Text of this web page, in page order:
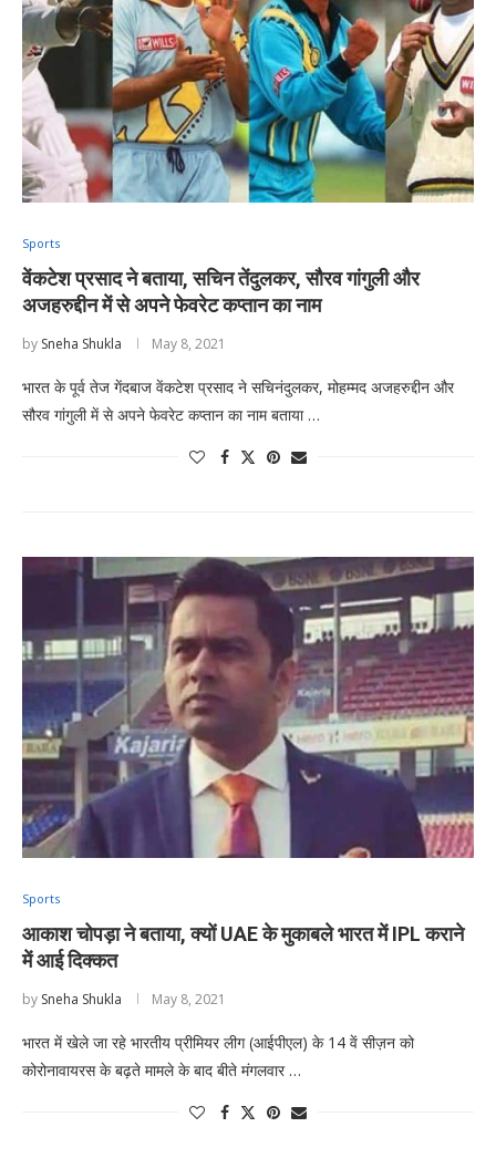
Sports
वेंकटेश प्रसाद ने बताया, सचिन तेंदुलकर, सौरव गांगुली और
अजहरुद्दीन में से अपने फेवरेट कप्तान का नाम
by Sneha Shukla May 8, 2021
भारत के पूर्व तेज गेंदबाज वेंकटेश प्रसाद ने सचिनंदुलकर, मोहम्मद अजहरुद्दीन और
सौरव गांगुली में से अपने फेवरेट कप्तान का नाम बताया …
Sports
आकाश चोपड़ा ने बताया, क्यों UAE के मुकाबले भारत में IPL कराने
में आई दिक्कत
by Sneha Shukla May 8, 2021
भारत में खेले जा रहे भारतीय प्रीमियर लीग (आईपीएल) के 14 वें सीज़न को
कोरोनावायरस के बढ़ते मामले के बाद बीते मंगलवार …